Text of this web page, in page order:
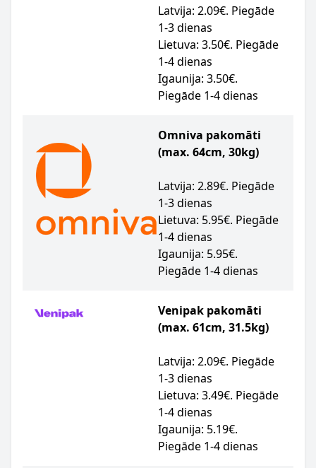
Latvija: 2.09€. Piegāde
1-3 dienas
Lietuva: 3.50€. Piegāde
1-4 dienas
Igaunija: 3.50€.
Piegāde 1-4 dienas
Omniva pakomāti
(max. 64cm, 30kg)
Latvija: 2.89€. Piegāde
1-3 dienas
Lietuva: 5.95€. Piegāde
1-4 dienas
Igaunija: 5.95€.
Piegāde 1-4 dienas
Venipak pakomāti
(max. 61cm, 31.5kg)
Latvija: 2.09€. Piegāde
1-3 dienas
Lietuva: 3.49€. Piegāde
1-4 dienas
Igaunija: 5.19€.
Piegāde 1-4 dienas